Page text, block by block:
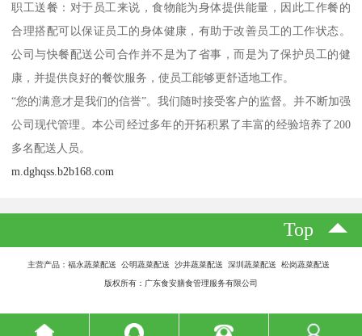
职工送餐：对于员工来说，食物能为身体提供能量，因此工作餐的
合理搭配可以保证员工的身体健康，有助于改善员工的工作状态。
公司与快餐配送公司合作并不是为了省事，而是为了保护员工的健
康，并提供良好的餐饮服务，使员工能够更舒适地工作。
“您的满意才是我们的信誉”。我们随时接受客户的监督。并不断加强
公司现代管理。本公司经过多年的开拓积累了丰富的经验培养了200
多名配送人员。
m.dghqss.b2b168.com
Top
主营产品：福永蔬菜配送 公明蔬菜配送 沙井蔬菜配送 深圳蔬菜配送 松岗蔬菜配送
版权所有：广东食安膳食管理服务有限公司